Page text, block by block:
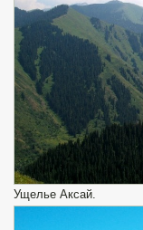
Ущелье Аксай.